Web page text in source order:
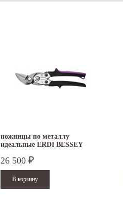
ножницы по металлу
идеальные ERDI BESSEY
26 500 ₽